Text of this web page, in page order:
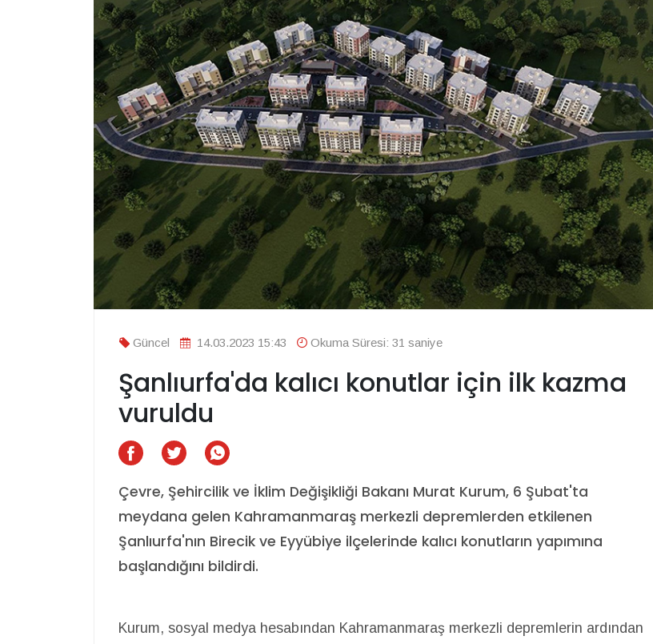
Güncel 14.03.2023 15:43 Okuma Süresi: 31 saniye
Şanlıurfa'da kalıcı konutlar için ilk kazma
vuruldu
Çevre, Şehircilik ve İklim Değişikliği Bakanı Murat Kurum, 6 Şubat'ta
meydana gelen Kahramanmaraş merkezli depremlerden etkilenen
Şanlıurfa'nın Birecik ve Eyyübiye ilçelerinde kalıcı konutların yapımına
başlandığını bildirdi.
Kurum, sosyal medya hesabından Kahramanmaraş merkezli depremlerin ardından